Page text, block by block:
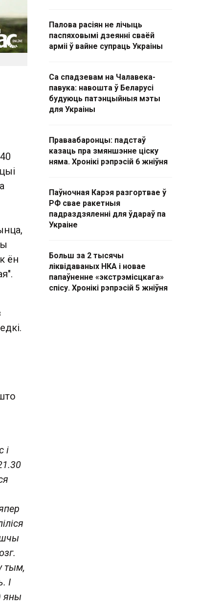
ён
і
тым,
І
яны
Палова расіян не лічыць
паспяховымі дзеянні сваёй
арміі ў вайне супраць Украіны
Са спадзевам на Чалавека-
павука: навошта ў Беларусі
будуюць патэнцыйныя мэты
для Украіны
Праваабаронцы: падстаў
казаць пра змяншэнне ціску
няма. Хронікі рэпрэсій 6 жніўня
Паўночная Карэя разгортвае ў
РФ свае ракетныя
падраздзяленні для ўдараў па
Украіне
Больш за 2 тысячы
ліквідаваных НКА і новае
папаўненне «экстрэмісцкага»
спісу. Хронікі рэпрэсій 5 жніўня